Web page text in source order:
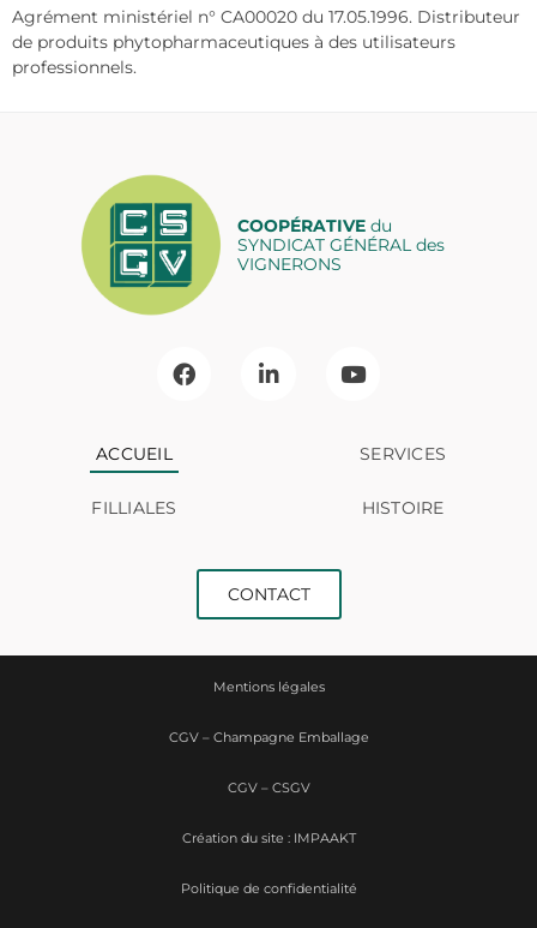
Agrément ministériel n° CA00020 du 17.05.1996. Distributeur
de produits phytopharmaceutiques à des utilisateurs
professionnels.
COOPÉRATIVEdu
SYNDICAT GÉNÉRAL des
VIGNERONS
ACCUEIL SERVICES
FILLIALES HISTOIRE
CONTACT
Mentions légales
CGV – Champagne Emballage
CGV – CSGV
Politique de confidentialité
Création du site : IMPAAKT